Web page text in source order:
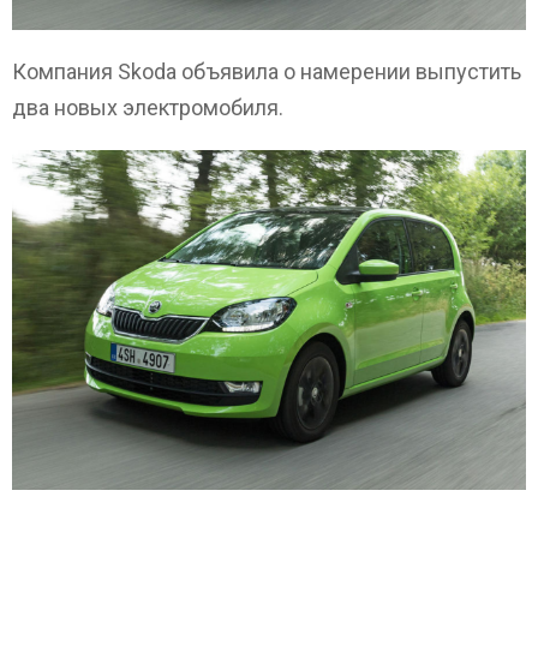
Компания Skoda объявила о намерении выпустить
два новых электромобиля.